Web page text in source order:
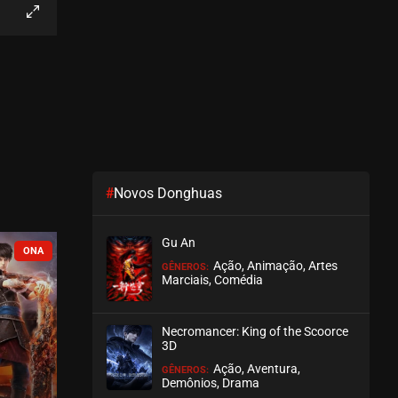
EPISÓDIO 03
ASSISTIDO
EPISÓDIO 01
COMPLETO COMPLETO
#Novos Donghuas
Gu An
GÊNEROS: Ação, Animação, Artes
Marciais, Comédia
Necromancer: King of the Scoorce
3D
GÊNEROS: Ação, Aventura,
Demônios, Drama